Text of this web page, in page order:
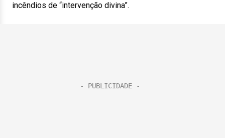
incêndios de “intervenção divina”.